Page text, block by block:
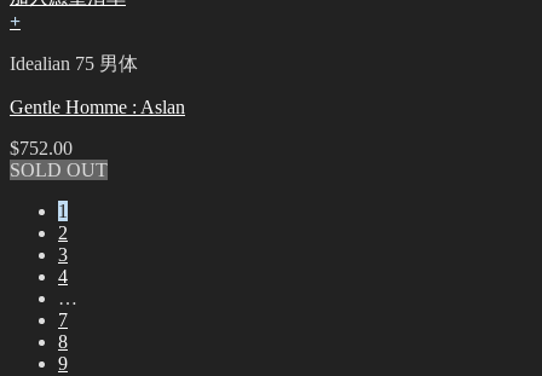
+
Idealian 75 男体
Gentle Homme : Aslan
$752.00
SOLD OUT
1
2
3
4
…
7
8
9